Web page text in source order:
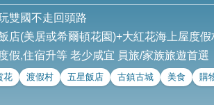
雙國不走回頭路
店(美居或希爾頓花園)+大紅花海上屋度假
假,住宿升等 老少咸宜 員旅/家族旅遊首選
花 渡假村 五星飯店 古鎮古城 美食 購